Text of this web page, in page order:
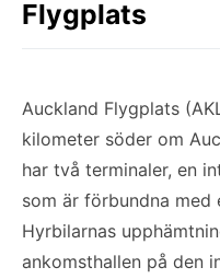
Flygplats
Auckland Flygplats
kilometer söder om
har två terminaler, en
som är förbundna med
Hyrbilarnas
ankomsthallen på den